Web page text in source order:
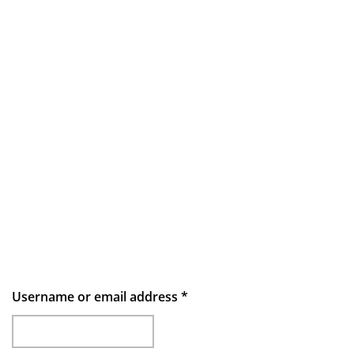
Username or email address *